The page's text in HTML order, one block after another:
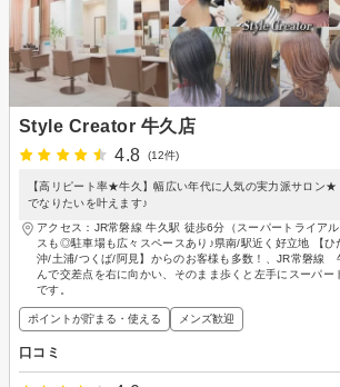
Style Creator 牛久店
4.8
(12件)
【高リピート率★牛久】幅広い年代に人気の実力派サロン★
でなりたいを叶えます♪
アクセス：JR常磐線 牛久駅 徒歩6分（スーパートライア
スも◎駐車場も広々スペースあり♪県南/駅近く好立地 【ひ
沖/土浦/つくば/阿見】からのお客様も多数！、JR常磐線
んで交差点を右に向かい、そのまま歩くと左手にスーパー
です。
ポイントが貯まる・使える メンズ歓迎
口コミ